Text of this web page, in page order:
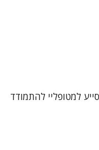
למטופליי להתמודד